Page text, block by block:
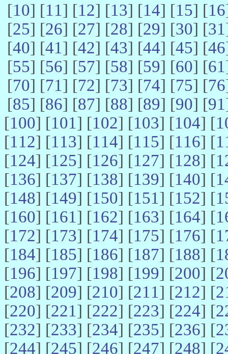
[10] [11] [12] [13] [14] [15] [16
[25] [26] [27] [28] [29] [30] [31
[40] [41] [42] [43] [44] [45] [46
[55] [56] [57] [58] [59] [60] [61
[70] [71] [72] [73] [74] [75] [76
[85] [86] [87] [88] [89] [90] [91
[100] [101] [102] [103] [104] [
[112] [113] [114] [115] [116] [
[124] [125] [126] [127] [128] [
[136] [137] [138] [139] [140] [
[148] [149] [150] [151] [152] [
[160] [161] [162] [163] [164] [
[172] [173] [174] [175] [176] [
[184] [185] [186] [187] [188] [
[196] [197] [198] [199] [200] [
[208] [209] [210] [211] [212] [
[220] [221] [222] [223] [224] [
[232] [233] [234] [235] [236] [
[244] [245] [246] [247] [248] [